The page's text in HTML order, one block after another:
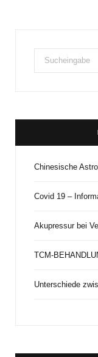
Search
for:
Chinesische
Covid 19 –
Akupressur bei
TCM-
Unterschiede